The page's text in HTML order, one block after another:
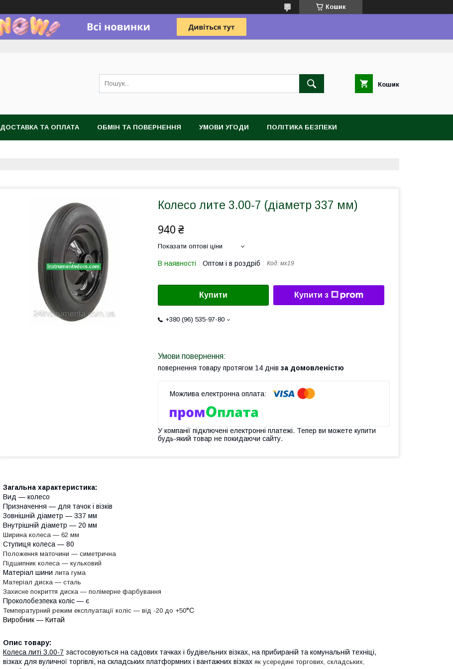
Кошик
Кошик
ДОСТАВКА ТА ОПЛАТА ОБМІН ТА ПОВЕРНЕННЯ УМОВИ УГОДИ ПОЛІТИКА БЕЗПЕКИ
Колесо лите 3.00-7 (діаметр 337 мм)
940 ₴
Показати оптові ціни
В наявності Оптом і в роздріб Код: мх19
Купити Купити з
+380 (96) 535-97-80
повернення товару протягом 14 днів за домовленістю
У компанії підключені електронні платежі. Тепер ви можете купити
будь-який товар не покидаючи сайту.
Загальна характеристика:
Вид — колесо
Призначення — для тачок і візків
Зовнішній діаметр — 337 мм
Внутрішній діаметр — 20 мм
Ширина колеса — 62 мм
Ступиця колеса — 80
Положення маточини — симетрична
Підшипник колеса — кульковий
Матеріал шини лита гума
Матеріал диска — сталь
Захисне покриття диска — полімерне фарбування
Проколобезпека коліс — є
Температурний режим експлуатації коліс — від -20 до +50°С
Виробник — Китай
Опис товару:
Колеса литі 3.00-7 застосовуються на садових тачках і будівельних візках, на прибираній та комунальній техніці,
візках для вуличної торгівлі, на складських платформних і вантажних візках як усередині торгових, складських,